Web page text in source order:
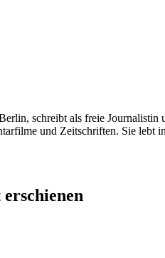
schreibt als freie Journalistin
und Zeitschriften. Sie lebt